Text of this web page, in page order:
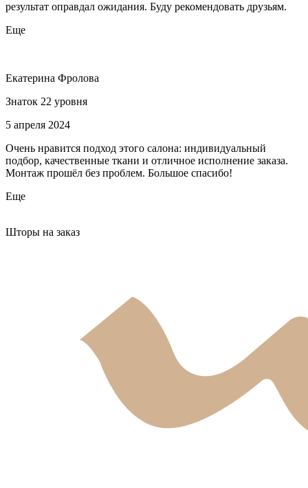
результат оправдал ожидания. Буду рекомендовать друзьям.
Еще
Екатерина Фролова
Знаток 22 уровня
5 апреля 2024
Очень нравится подход этого салона: индивидуальный
подбор, качественные ткани и отличное исполнение заказа.
Монтаж прошёл без проблем. Большое спасибо!
Еще
Шторы на заказ